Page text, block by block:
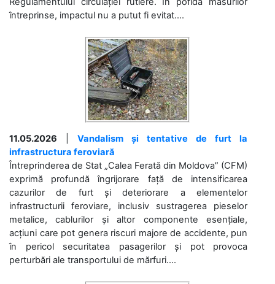
întreprinse, impactul nu a putut fi evitat....
11.05.2026
Vandalism și tentative de furt la
infrastructura feroviară
Întreprinderea de Stat „Calea Ferată din Moldova” (CFM)
exprimă profundă îngrijorare față de intensificarea
cazurilor de furt și deteriorare a elementelor
infrastructurii feroviare, inclusiv sustragerea pieselor
metalice, cablurilor și altor componente esențiale,
acțiuni care pot genera riscuri majore de accidente, pun
în pericol securitatea pasagerilor și pot provoca
perturbări ale transportului de mărfuri....